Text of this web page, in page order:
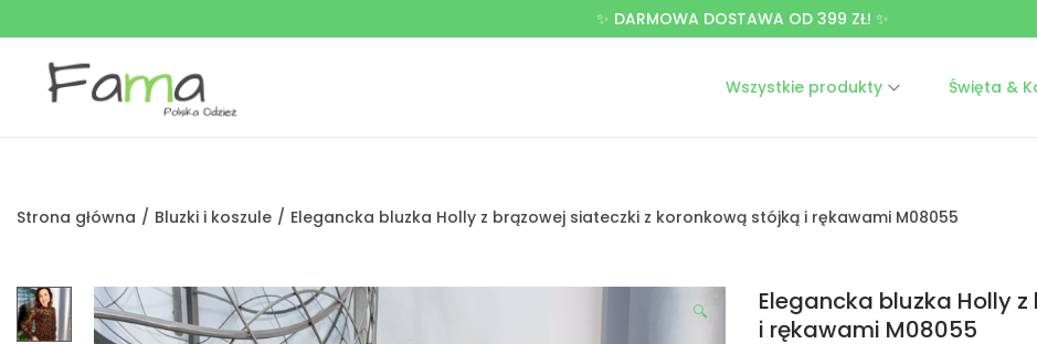
✨ DARMOWA DOSTAWA OD 399 ZŁ! ✨
Wszystkie produkty Święta &
Strona główna / Bluzki i koszule / Elegancka bluzka Holly z brązowej siateczki z koronkową stójką i rękawami M08055
🔍
Elegancka bluzka Holly
i rękawami M08055